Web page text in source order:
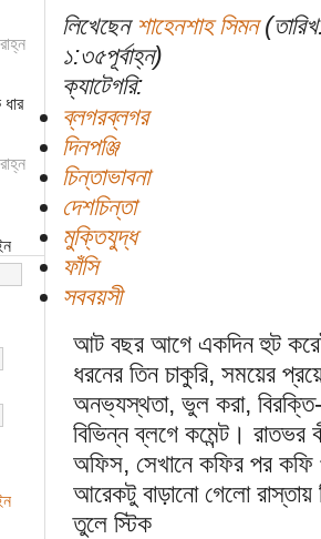
লিখেছেন শাহেনশাহ সিমন
১:৩৫পূর্বাহ্ন)
ক্যাটেগরি:
ব্লগরব্লগর
দিনপঞ্জি
চিন্তাভাবনা
দেশচিন্তা
মুক্তিযুদ্ধ
ফাঁসি
সববয়সী
আট বছর আগে একদিন হুট
ধরনের তিন চাকুরি, সময়ের
অনভ্যস্থতা, ভুল করা,
বিভিন্ন ব্লগে কমেন্ট।
অফিস, সেখানে কফির পর
আরেকটু বাড়ানো গেলো রাস্তায়
তুলে স্টিক